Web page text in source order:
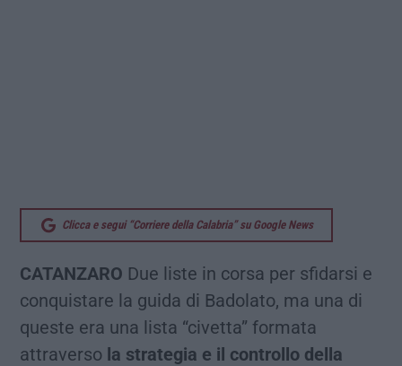
Clicca e segui “Corriere della Calabria” su Google News
CATANZARO Due liste in corsa per sfidarsi e
conquistare la guida di Badolato, ma una di
queste era una lista “civetta” formata
attraverso la strategia e il controllo della